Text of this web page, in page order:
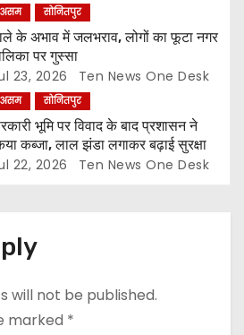
असम सोनितपुर
के अभाव में जलभराव, लोगों का फूटा नगर
पर गुस्सा
23, 2026 Ten News One Desk
असम सोनितपुर
भूमि पर विवाद के बाद प्रशासन ने
कब्जा, लाल झंडा लगाकर बढ़ाई सुरक्षा
22, 2026 Ten News One Desk
will not be published.
marked *